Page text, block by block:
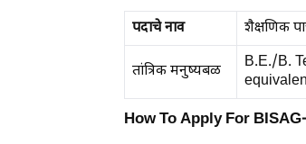
पदाचे नाव शैक्षणिक
तांत्रिक मनुष्यबळ
B.E./B.
How To Apply For